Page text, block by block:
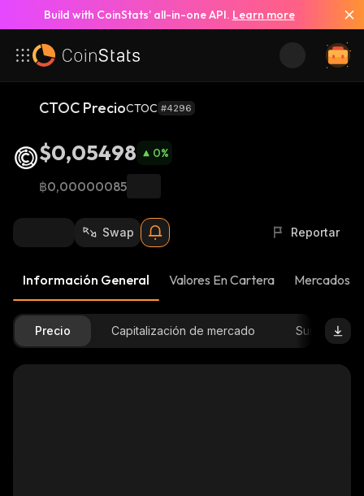
Build with CoinStats’ all-in-one API. Learn more
CTOC PrecioCTOC #4296
$0,05498 0%
฿0,00000085
Swap Reportar
Información General Valores En Cartera Mercados
Precio Capitalización de mercado Suministro